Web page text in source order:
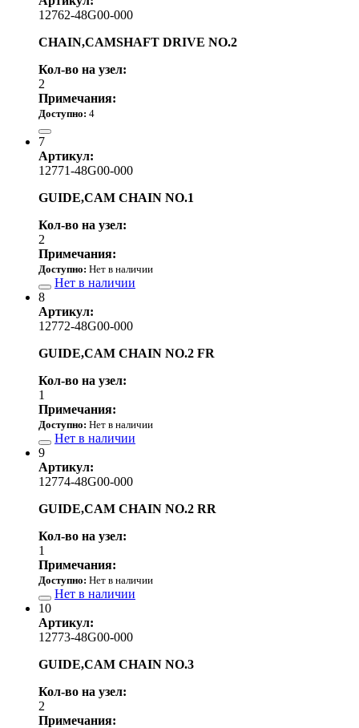
12762-48G00-000
CHAIN,CAMSHAFT DRIVE NO.2
Кол-во на узел:
2
Примечания:
Доступно: 4
7
Артикул:
12771-48G00-000
GUIDE,CAM CHAIN NO.1
Кол-во на узел:
2
Примечания:
Доступно: Нет в наличии
Нет в наличии
8
Артикул:
12772-48G00-000
GUIDE,CAM CHAIN NO.2 FR
Кол-во на узел:
1
Примечания:
Доступно: Нет в наличии
Нет в наличии
9
Артикул:
12774-48G00-000
GUIDE,CAM CHAIN NO.2 RR
Кол-во на узел:
1
Примечания:
Доступно: Нет в наличии
Нет в наличии
10
Артикул:
12773-48G00-000
GUIDE,CAM CHAIN NO.3
Кол-во на узел:
2
Примечания: